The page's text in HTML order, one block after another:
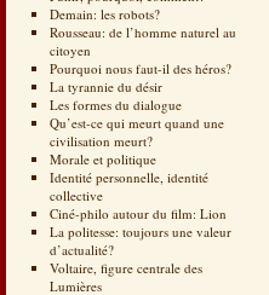
Demain: les robots?
Rousseau: de l’homme naturel au
citoyen
Pourquoi nous faut-il des héros?
La tyrannie du désir
Les formes du dialogue
Qu’est-ce qui meurt quand une
civilisation meurt?
Morale et politique
Identité personnelle, identité
collective
Ciné-philo autour du film: Lion
La politesse: toujours une valeur
d’actualité?
Voltaire, figure centrale des
Lumières